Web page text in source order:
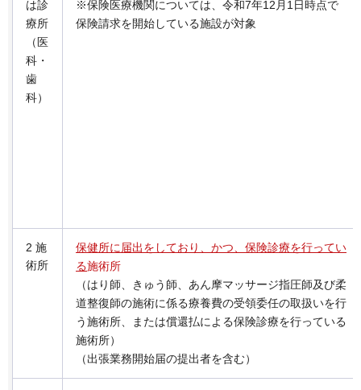
は診
療所
（医
科・
歯
科）
※保険医療機関については、令和7年12月1日時点で
保険請求を開始している施設が対象
2 施
術所
保健所に届出をしており、かつ、保険診療を行ってい
る施術所
（はり師、きゅう師、あん摩マッサージ指圧師及び柔
道整復師の施術に係る療養費の受領委任の取扱いを行
う施術所、または償還払による保険診療を行っている
施術所）
（出張業務開始届の提出者を含む）